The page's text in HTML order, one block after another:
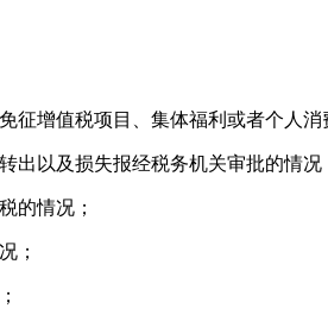
征增值税项目、集体福利或者个人消
出以及损失报经税务机关审批的情况
的情况；
；